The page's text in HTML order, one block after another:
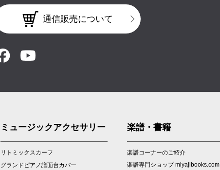
通信販売について
ミュージックアクセサリー
リトミックスカーフ
グランドピアノ譜面台カバー
楽譜・書籍
楽譜コーナーのご紹介
楽譜専門ショップ miyajibooks.com